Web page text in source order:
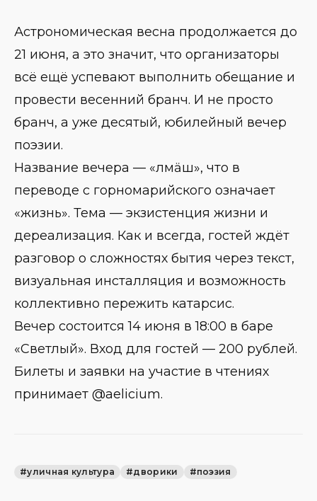
Астрономическая весна продолжается до
21 июня, а это значит, что организаторы
всё ещё успевают выполнить обещание и
провести весенний бранч. И не просто
бранч, а уже десятый, юбилейный вечер
поэзии.
Название вечера — «ӹлӹмӓш», что в
переводе с горномарийского означает
«жизнь». Тема — экзистенция жизни и
дереализация. Как и всегда, гостей ждёт
разговор о сложностях бытия через текст,
визуальная инсталляция и возможность
коллективно пережить катарсис.
Вечер состоится 14 июня в 18:00 в баре
«Светлый». Вход для гостей — 200 рублей.
Билеты и заявки на участие в чтениях
принимает @aelicium.
#уличная культура #дворики #поэзия